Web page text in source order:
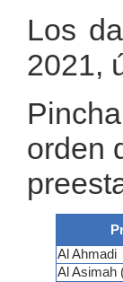
Los
2021,
orden
Al Ahmadi
Al Asimah